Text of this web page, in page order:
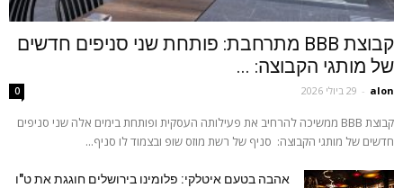
קבוצת BBB מתרחבת: פותחת שני סניפים חדשים
של מותגי הקבוצה: ...
alon
- 29 ביולי 2026 0
קבוצת BBB ממשיכה להרחיב את פעילותה העסקית ופותחת בימים אלה שני סניפים
חדשים של מותגי הקבוצה: סניף של רשת מוזס שופ ובצמוד לו סניף...
אהבה בטעם איטלקי: פלומינו בירושלים חוגגת את ט"ו